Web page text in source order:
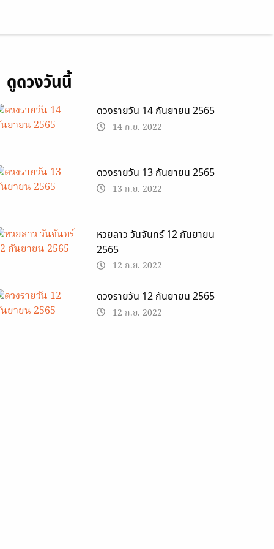
ดูดวงวันนี้
ดวงรายวัน 14 กันยายน 2565
14 ก.ย. 2022
ดวงรายวัน 13 กันยายน 2565
13 ก.ย. 2022
หวยลาว วันจันทร์ 12 กันยายน
2565
12 ก.ย. 2022
ดวงรายวัน 12 กันยายน 2565
12 ก.ย. 2022